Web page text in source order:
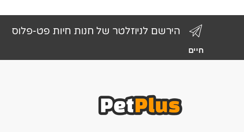
הירשם לניוזלטר של חנות חיות פט-פלוס
חיים